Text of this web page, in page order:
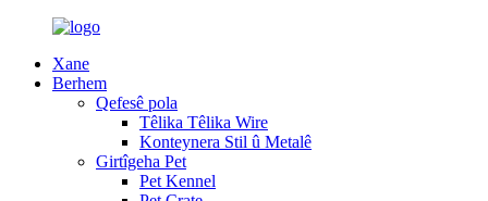
Xane
Berhem
Qefesê pola
Têlika Têlika Wire
Konteynera Stil û Metalê
Girtîgeha Pet
Pet Kennel